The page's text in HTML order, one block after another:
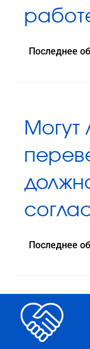
Последнее
Могут
Последнее